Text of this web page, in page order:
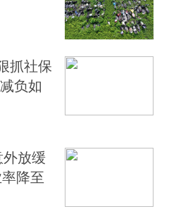
抓社保
负如
放缓
降至